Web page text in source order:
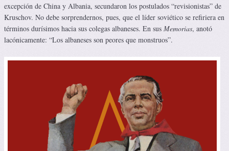
excepción de China y Albania, secundaron los postulados “revisionistas” de
Kruschov. No debe sorprendernos, pues, que el líder soviético se refiriera en
términos durísimos hacia sus colegas albaneses. En sus Memorias, anotó
lacónicamente: “Los albaneses son peores que monstruos”.